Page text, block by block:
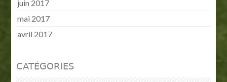
juin 2017
mai 2017
avril 2017
CATÉGORIES